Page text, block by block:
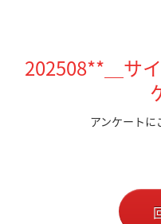
202508**＿サ
アンケートに